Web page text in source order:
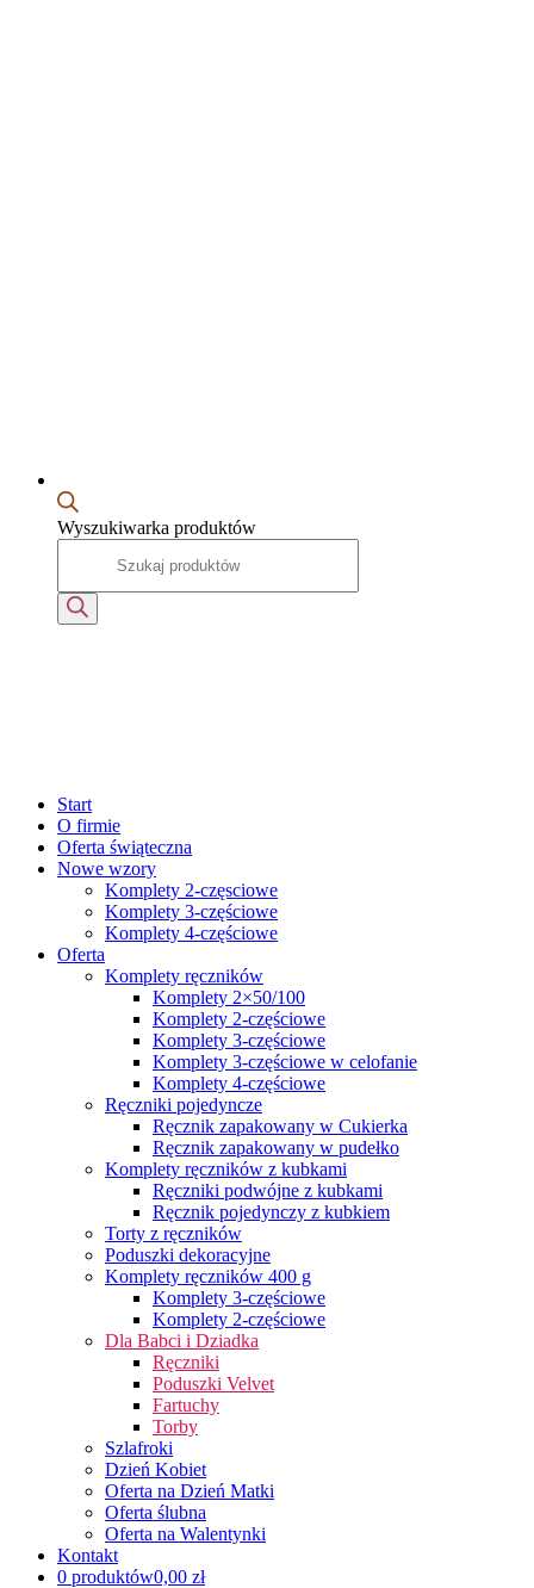
Wyszukiwarka produktów
Start
O firmie
Oferta świąteczna
Nowe wzory
Komplety 2-częsciowe
Komplety 3-częściowe
Komplety 4-częściowe
Oferta
Komplety ręczników
Komplety 2×50/100
Komplety 2-częściowe
Komplety 3-częściowe
Komplety 3-częściowe w celofanie
Komplety 4-częściowe
Ręczniki pojedyncze
Ręcznik zapakowany w Cukierka
Ręcznik zapakowany w pudełko
Komplety ręczników z kubkami
Ręczniki podwójne z kubkami
Ręcznik pojedynczy z kubkiem
Torty z ręczników
Poduszki dekoracyjne
Komplety ręczników 400 g
Komplety 3-częściowe
Komplety 2-częściowe
Dla Babci i Dziadka
Ręczniki
Poduszki Velvet
Fartuchy
Torby
Szlafroki
Dzień Kobiet
Oferta na Dzień Matki
Oferta ślubna
Oferta na Walentynki
Kontakt
0 produktów0,00 zł